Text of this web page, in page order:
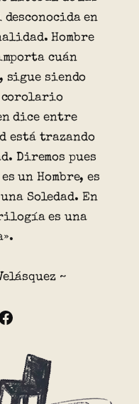
desconocida en
Hombre
cuán
sigue siendo
corolario
dice entre
está trazando
Diremos pues
un Hombre, es
Soledad. En
es una
~